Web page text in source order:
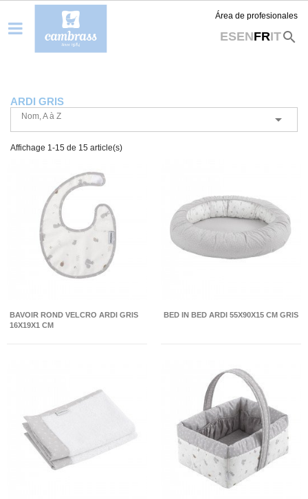
Área de profesionales
ESENFRITsearch
ARDI GRIS
Nom, A à Z 
Affichage 1-15 de 15 article(s)
BAVOIR ROND VELCRO ARDI GRIS
16X19X1 CM
BED IN BED ARDI 55X90X15 CM GRIS